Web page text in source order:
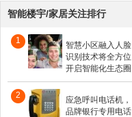
智能楼宇/家居关注排行
1
智慧小区融入人脸
识别技术将全方位
开启智能化生态圈
2
应急呼叫电话机，
品牌银行专用电话